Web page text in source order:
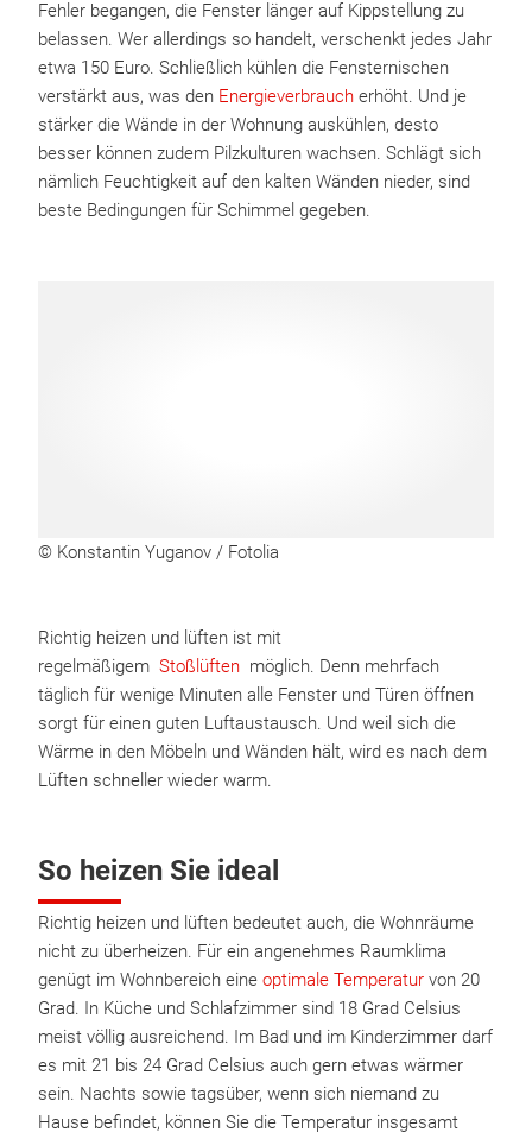
Fehler begangen, die Fenster länger auf Kippstellung zu
belassen. Wer allerdings so handelt, verschenkt jedes Jahr
etwa 150 Euro. Schließlich kühlen die Fensternischen
verstärkt aus, was den Energieverbrauch erhöht. Und je
stärker die Wände in der Wohnung auskühlen, desto
besser können zudem Pilzkulturen wachsen. Schlägt sich
nämlich Feuchtigkeit auf den kalten Wänden nieder, sind
beste Bedingungen für Schimmel gegeben.
© Konstantin Yuganov / Fotolia
Richtig heizen und lüften ist mit
regelmäßigem Stoßlüften möglich. Denn mehrfach
täglich für wenige Minuten alle Fenster und Türen öffnen
sorgt für einen guten Luftaustausch. Und weil sich die
Wärme in den Möbeln und Wänden hält, wird es nach dem
Lüften schneller wieder warm.
So heizen Sie ideal
Richtig heizen und lüften bedeutet auch, die Wohnräume
nicht zu überheizen. Für ein angenehmes Raumklima
genügt im Wohnbereich eine optimale Temperatur von 20
Grad. In Küche und Schlafzimmer sind 18 Grad Celsius
meist völlig ausreichend. Im Bad und im Kinderzimmer darf
es mit 21 bis 24 Grad Celsius auch gern etwas wärmer
sein. Nachts sowie tagsüber, wenn sich niemand zu
Hause befindet, können Sie die Temperatur insgesamt